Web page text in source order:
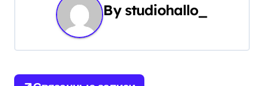
а
ц
By studiohallo_